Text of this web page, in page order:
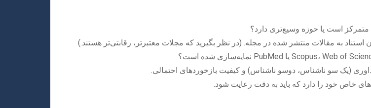
متمرکز است یا حوزه وسیع‌تری دارد؟
استناد به مقالات منتشر شده در مجله. (در نظر بگیرید که مجلات معتبرتر، رقابتی‌تر هستند.)
(یک سو ناشناس، دوسو ناشناس) و کیفیت بازخوردهای احتمالی.
خاص خود را دارد که باید به دقت رعایت شود.